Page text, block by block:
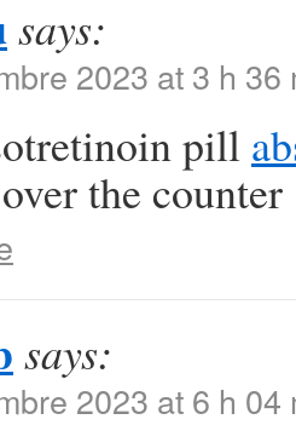
says:
2023 at 3 h 36
pill
the counter
says:
2023 at 6 h 04